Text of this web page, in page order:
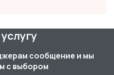
сообщение и мы
с выбором